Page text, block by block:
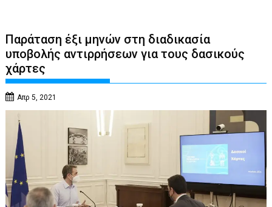
Παράταση έξι μηνών στη διαδικασία
υποβολής αντιρρήσεων για τους δασικούς
χάρτες
Απρ 5, 2021